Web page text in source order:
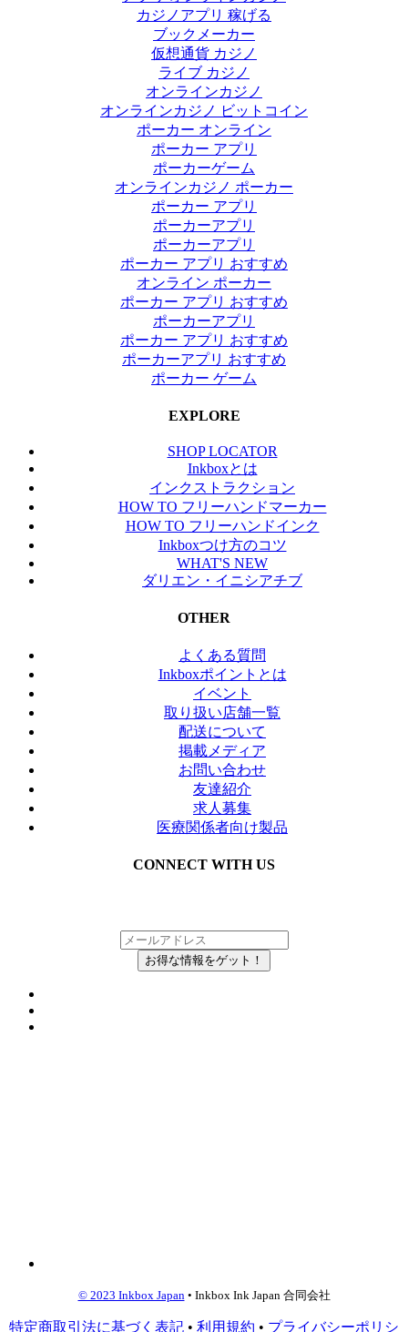
カジノアプリ 稼げる
ブックメーカー
仮想通貨 カジノ
ライブ カジノ
オンラインカジノ
オンラインカジノ ビットコイン
ポーカー オンライン
ポーカー アプリ
ポーカーゲーム
オンラインカジノ ポーカー
ポーカー アプリ
ポーカーアプリ
ポーカーアプリ
ポーカー アプリ おすすめ
オンライン ポーカー
ポーカー アプリ おすすめ
ポーカーアプリ
ポーカー アプリ おすすめ
ポーカーアプリ おすすめ
ポーカー ゲーム
EXPLORE
SHOP LOCATOR
Inkboxとは
インクストラクション
HOW TO フリーハンドマーカー
HOW TO フリーハンドインク
Inkboxつけ方のコツ
WHAT'S NEW
ダリエン・イニシアチブ
OTHER
よくある質問
Inkboxポイントとは
イベント
取り扱い店舗一覧
配送について
掲載メディア
お問い合わせ
友達紹介
求人募集
医療関係者向け製品
CONNECT WITH US
© 2023 Inkbox Japan• Inkbox Ink Japan 合同会社
特定商取引法に基づく表記 • 利用規約 • プライバシーポリシ